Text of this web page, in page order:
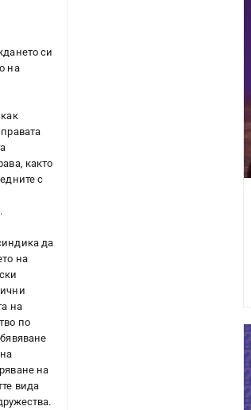
си
на
както
с
да
на
на
по
на
вида